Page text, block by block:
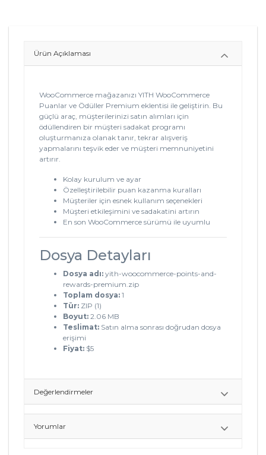
Ürün Açıklaması
WooCommerce mağazanızı YITH WooCommerce
Puanlar ve Ödüller Premium eklentisi ile geliştirin. Bu
güçlü araç, müşterilerinizi satın alımları için
ödüllendiren bir müşteri sadakat programı
oluşturmanıza olanak tanır, tekrar alışveriş
yapmalarını teşvik eder ve müşteri memnuniyetini
artırır.
Kolay kurulum ve ayar
Özelleştirilebilir puan kazanma kuralları
Müşteriler için esnek kullanım seçenekleri
Müşteri etkileşimini ve sadakatini artırın
En son WooCommerce sürümü ile uyumlu
Dosya Detayları
Dosya adı: yith-woocommerce-points-and-
rewards-premium.zip
Toplam dosya: 1
Tür: ZIP (1)
Boyut: 2.06 MB
Teslimat: Satın alma sonrası doğrudan dosya
erişimi
Fiyat: $5
Değerlendirmeler
Yorumlar